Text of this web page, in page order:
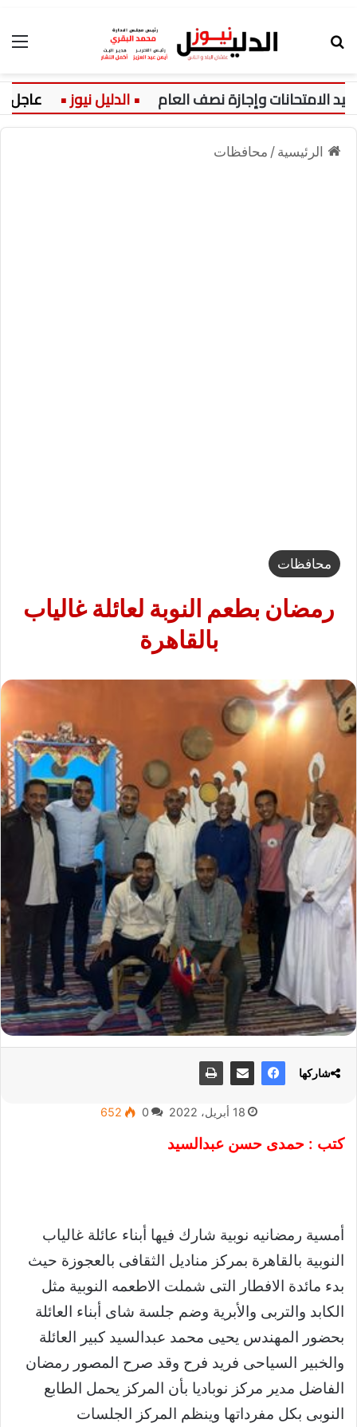
عاجل:
الرئيسية / محافظات
محافظات
رمضان بطعم النوبة لعائلة غالياب
بالقاهرة
18 أبريل، 2022 0
652
كتب : حمدى حسن عبدالسيد
أمسية رمضانيه نوبية شارك فيها أبناء عائلة غالياب
النوبية بالقاهرة بمركز مناديل الثقافى بالعجوزة حيث
بدء مائدة الافطار التى شملت الاطعمه النوبية مثل
الكابد والتربى والأبرية وضم جلسة شاى أبناء العائلة
بحضور المهندس يحيى محمد عبدالسيد كبير العائلة
والخبير السياحى فريد فرح وقد صرح المصور رمضان
الفاضل مدير مركز نوباديا بأن المركز يحمل الطابع
النوبى بكل مفرداتها وينظم المركز الجلسات
شاركها